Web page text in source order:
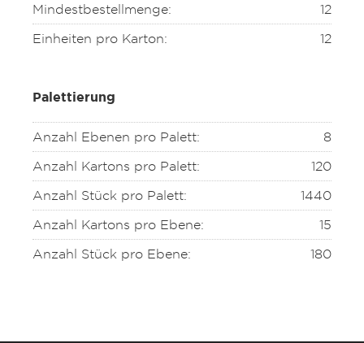
Mindestbestellmenge:
12
Einheiten pro Karton:
12
Palettierung
Anzahl Ebenen pro Palett:
8
Anzahl Kartons pro Palett:
120
Anzahl Stück pro Palett:
1440
Anzahl Kartons pro Ebene:
15
Anzahl Stück pro Ebene:
180